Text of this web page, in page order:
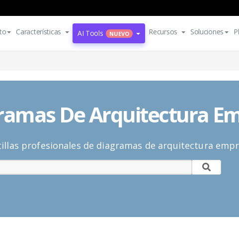
Características AI Tools NUEVO Recursos Soluciones
De Arquitectura
profesionales de diagramas de arquitectura